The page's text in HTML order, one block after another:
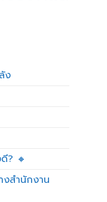
ง
? 🔸
งสำนักงาน